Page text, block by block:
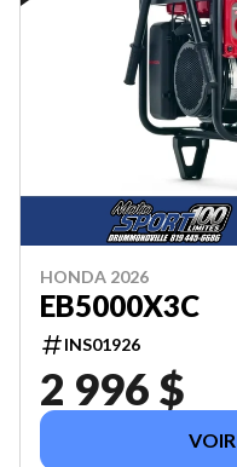
HONDA 2026
EB5000X3C
INS01926
2 996 $